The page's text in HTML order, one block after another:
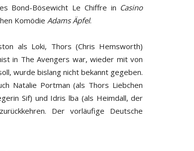
Bond-Bösewicht Le Chiffre in Casino
Komödie Adams Äpfel.
als Loki, Thors (Chris Hemsworth)
in The Avengers war, wieder mit von
wurde bislang nicht bekannt gegeben.
Natalie Portman (als Thors Liebchen
Sif) und Idris lba (als Heimdall, der
Der vorläufige Deutsche